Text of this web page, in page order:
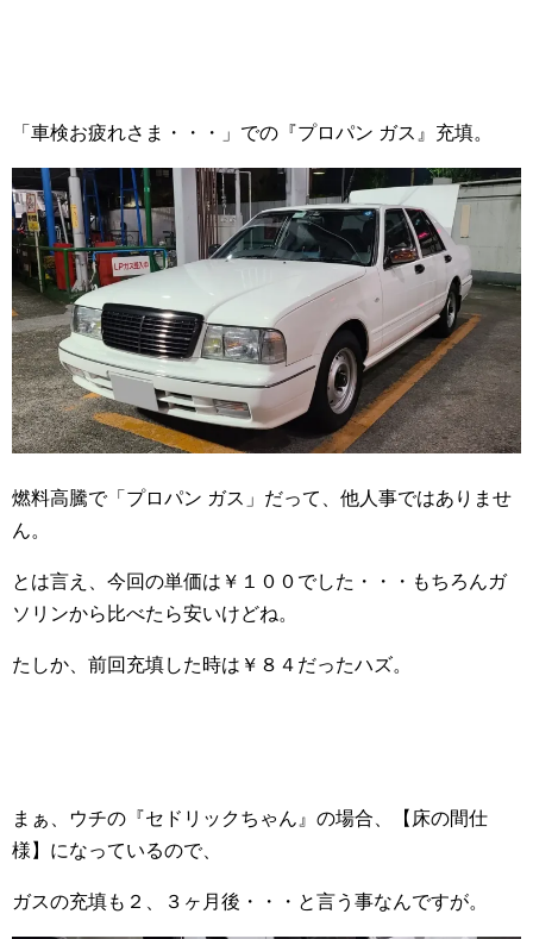
「車検お疲れさま・・・」での『プロパン ガス』充填。
燃料高騰で「プロパン ガス」だって、他人事ではありませ
ん。
とは言え、今回の単価は￥１００でした・・・もちろんガ
ソリンから比べたら安いけどね。
たしか、前回充填した時は￥８４だったハズ。
まぁ、ウチの『セドリックちゃん』の場合、【床の間仕
様】になっているので、
ガスの充填も２、３ヶ月後・・・と言う事なんですが。